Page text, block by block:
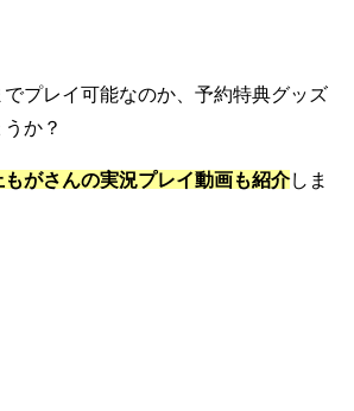
でプレイ可能なのか、予約特典グッズ
か？
がさんの実況プレイ動画も紹介しま